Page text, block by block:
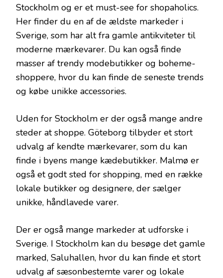
Stockholm og er et must-see for shopaholics.
Her finder du en af de ældste markeder i
Sverige, som har alt fra gamle antikviteter til
moderne mærkevarer. Du kan også finde
masser af trendy modebutikker og boheme-
shoppere, hvor du kan finde de seneste trends
og købe unikke accessories.
Uden for Stockholm er der også mange andre
steder at shoppe. Göteborg tilbyder et stort
udvalg af kendte mærkevarer, som du kan
finde i byens mange kædebutikker. Malmø er
også et godt sted for shopping, med en række
lokale butikker og designere, der sælger
unikke, håndlavede varer.
Der er også mange markeder at udforske i
Sverige. I Stockholm kan du besøge det gamle
marked, Saluhallen, hvor du kan finde et stort
udvalg af sæsonbestemte varer og lokale